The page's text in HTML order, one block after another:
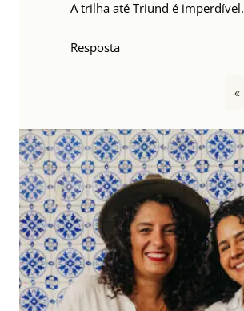
A trilha até Triund é imperdível.
Resposta
«